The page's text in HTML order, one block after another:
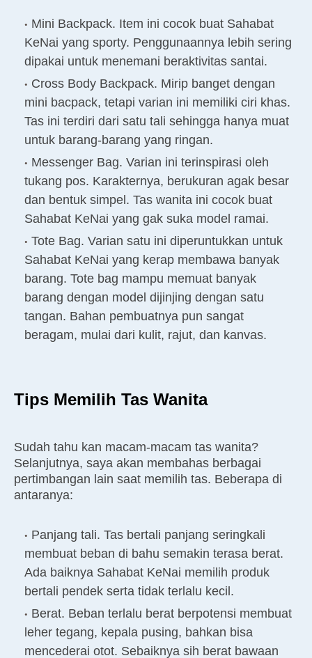
Mini Backpack. Item ini cocok buat Sahabat
KeNai yang sporty. Penggunaannya lebih sering
dipakai untuk menemani beraktivitas santai.
Cross Body Backpack. Mirip banget dengan
mini bacpack, tetapi varian ini memiliki ciri khas.
Tas ini terdiri dari satu tali sehingga hanya muat
untuk barang-barang yang ringan.
Messenger Bag. Varian ini terinspirasi oleh
tukang pos. Karakternya, berukuran agak besar
dan bentuk simpel. Tas wanita ini cocok buat
Sahabat KeNai yang gak suka model ramai.
Tote Bag. Varian satu ini diperuntukkan untuk
Sahabat KeNai yang kerap membawa banyak
barang. Tote bag mampu memuat banyak
barang dengan model dijinjing dengan satu
tangan. Bahan pembuatnya pun sangat
beragam, mulai dari kulit, rajut, dan kanvas.
Tips Memilih Tas Wanita
Sudah tahu kan macam-macam tas wanita?
Selanjutnya, saya akan membahas berbagai
pertimbangan lain saat memilih tas. Beberapa di
antaranya:
Panjang tali. Tas bertali panjang seringkali
membuat beban di bahu semakin terasa berat.
Ada baiknya Sahabat KeNai memilih produk
bertali pendek serta tidak terlalu kecil.
Berat. Beban terlalu berat berpotensi membuat
leher tegang, kepala pusing, bahkan bisa
mencederai otot. Sebaiknya sih berat bawaan